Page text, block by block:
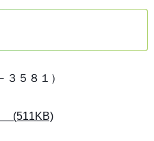
５８１）
(511KB)